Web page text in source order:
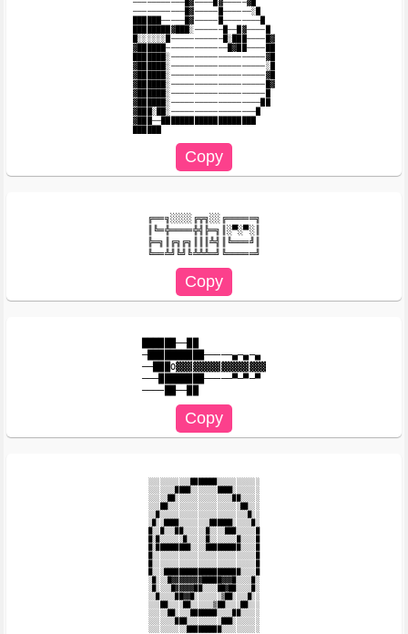
───────────█▓────█▓─────▓█
───────────█▓─────█──────░█
██████─────█▓─────█────────█
████████▓███░──────█──█▓────█
█░░░░░░█───────────█░███────█▓
▓██████─────────────█▓██────██
███████░────────────────────▓█
▓██████░────────────────────░█
▓██████░────────────────────▓█
▓██████░────────────────────█▓
▓██████░────────────────────█
▓██████░───────────────────██
▓███░██░──────────────────█
▓███──████████████████████
╔══╗░░░░╔╦╗░░╔═════╗
║╚═╬════╬╣╠═╗║░▀░▀░║
╠═╗║╔╗╔╗║║║╩╣║╚═══╝║
██████──██
─██████████─────▄─▄─▄
──███O▓▓▓▓▓▓▓▓▓▓▓▓▓▓▓▓
───████████─────▀─▀─▀
░░░░░░░░░░░███████░░░░░░░░░░░
░░░░░░░████░░░░░░░████░░░░░░░
░░░░░██░░░░░░░░░░░░░░░██░░░░░
░░░██░░░░░░░░░░░░░░░░░░░██░░░
░░█░░░░░░░░░░░░░░░░░░░░░░░█░░
░█░░████░░░░░░░░██████░░░░░█░
█░░█░░░██░░░░░░█░░░░███░░░░░█
█░█░░░░░░█░░░░░█░░░░░░░█░░░░█
█░█████████░░░░█████████░░░░█
█░░░░░░░░░░░░░░░░░░░░░░░░░░░█
█░░░░░░░░░░░░░░░░░░░░░░░░░░░█
█░░░████████████████████░░░░█
░█░░░█▓▓▓▓▓▓▓▓█████▓▓▓█░░░░█░
░█░░░░█▓▓▓▓▓██░░░░██▓██░░░░█░
░░█░░░░██▓▓█░░░░░░░▒██░░░░█░░
░░░██░░░░██░░░░░░▒██░░░░██░░░
░░░░░██░░░░███████░░░░██░░░░░
░░░░░░░███░░░░░░░░░███░░░░░░░
░░░░░░░░░░█████████░░░░░░░░░░